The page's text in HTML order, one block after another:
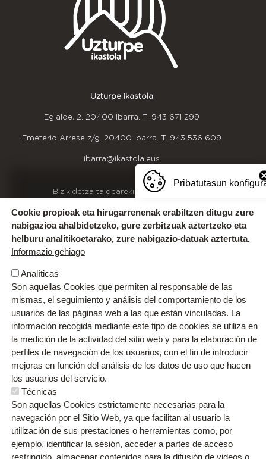
Uzturpe Ikastola
Egialde, 2. 20400 Ibarra. T. 943 671 299
Emeterio Arrese z/g. 20400 Ibarra. T. 943 536 609
ibarra@ikastola.eus
OINEKO INFORMAZIOA
Bizikidetza taldearekin harremanetan jarri
Kexak eta iradokizunak
Idazkaritzako ordutegia
Gurekin lan egin
Orri-oina
Testu-legalak
Cookien politikaPribatutasun politika
Pribatutasun
Cookie propioak eta hirugarrenenak erabiltzen ditugu zure
nabigazioa ahalbidetzeko, gure zerbitzuak aztertzeko eta
helburu analitikoetarako, zure nabigazio-datuak aztertuta.
Informazio gehiago
Analíticas
Son aquellas Cookies que permiten al responsable de las
mismas, el seguimiento y análisis del comportamiento de los
usuarios de las páginas web a las que están vinculadas. La
información recogida mediante este tipo de cookies se utiliza en
la medición de la actividad del sitio web y para la elaboración de
perfiles de navegación de los usuarios, con el fin de introducir
mejoras en función del análisis de los datos de uso que hacen
los usuarios del servicio.
Técnicas
Son aquellas Cookies estrictamente necesarias para la
navegación por el Sitio Web, ya que facilitan al usuario la
utilización de sus prestaciones o herramientas como, por
ejemplo, identificar la sesión, acceder a partes de acceso